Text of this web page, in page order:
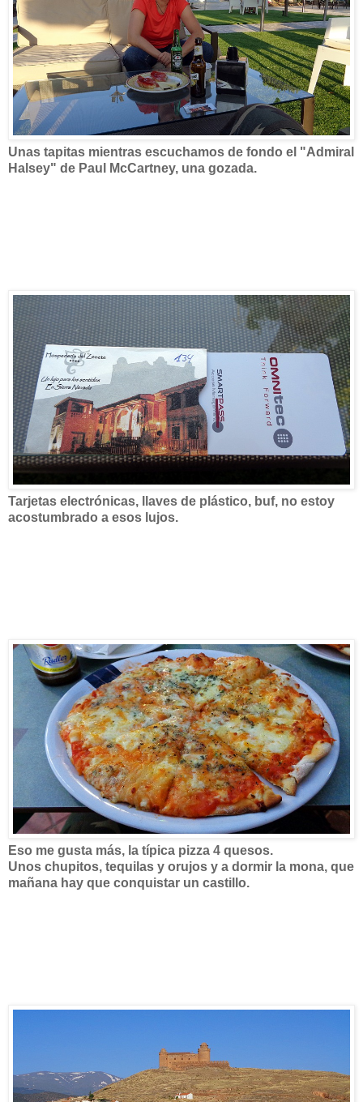
Unas tapitas mientras escuchamos de fondo el "Admiral
Halsey" de Paul McCartney, una gozada.
Tarjetas electrónicas, llaves de plástico, buf, no estoy
acostumbrado a esos lujos.
Eso me gusta más, la típica pizza 4 quesos.
Unos chupitos, tequilas y orujos y a dormir la mona, que
mañana hay que conquistar un castillo.